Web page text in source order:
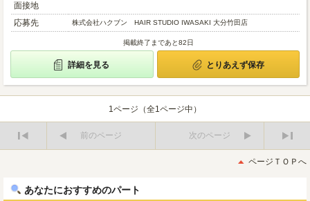
面接地
応募先
株式会社ハクブン HAIR STUDIO IWASAKI 大分竹田店
掲載終了まであと82日
詳細を見る とりあえず保存
1ページ（全1ページ中）
前のページ
次のページ
後
ページＴＯＰへ
あなたにおすすめのパート